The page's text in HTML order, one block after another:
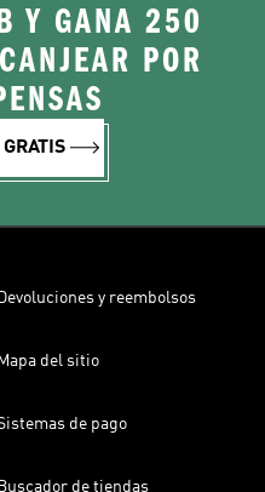
Y GANA 250
POR
Devoluciones y reembolsos
Mapa del sitio
de pago
Buscador de tiendas